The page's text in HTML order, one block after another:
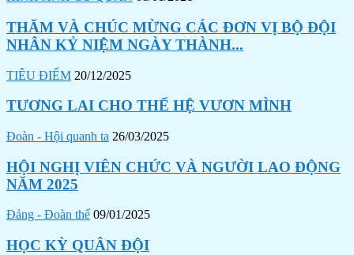
THĂM VÀ CHÚC MỪNG CÁC ĐƠN VỊ BỘ ĐỘI
NHÂN KỶ NIỆM NGÀY THÀNH...
TIÊU ĐIỂM 20/12/2025
TƯƠNG LAI CHO THẾ HỆ VƯƠN MÌNH
Đoàn - Hội quanh ta 26/03/2025
HỘI NGHỊ VIÊN CHỨC VÀ NGƯỜI LAO ĐỘNG
NĂM 2025
Đảng - Đoàn thể 09/01/2025
HỌC KỲ QUÂN ĐỘI